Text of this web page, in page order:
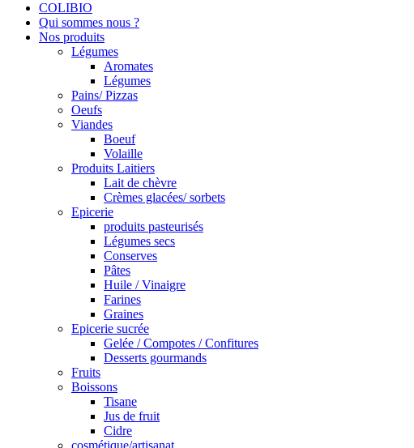
COLIBIO
Qui sommes nous ?
Nos produits
Légumes
Aromates
Légumes
Pains/ Pizzas
Oeufs
Viandes
Boeuf
Volaille
Produits Laitiers
Lait de chèvre
Crèmes glacées/ sorbets
Epicerie
produits pasteurisés
Légumes secs
Conserves
Pâtes
Huile / Vinaigre
Farines
Graines
Epicerie sucrée
Gelée / Compotes / Confitures
Desserts gourmands
Fruits
Boissons
Tisane
Jus de fruit
Cidre
cosmétique/artisanat